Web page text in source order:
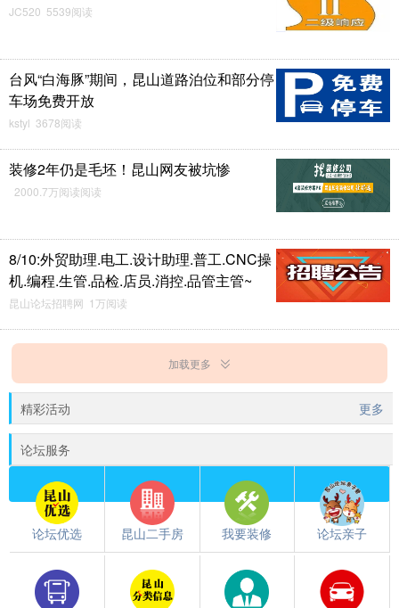
JC520 5539阅读
台风“白海豚”期间，昆山道路泊位和部分停
车场免费开放
kstyl 3678阅读
装修2年仍是毛坯！昆山网友被坑惨
2000.7万阅读阅读
8/10:外贸助理.电工.设计助理.普工.CNC操
机.编程.生管.品检.店员.消控.品管主管~
昆山论坛招聘网 1万阅读
加载更多
精彩活动 更多
论坛服务
论坛优选 昆山二手房 我要装修 论坛亲子